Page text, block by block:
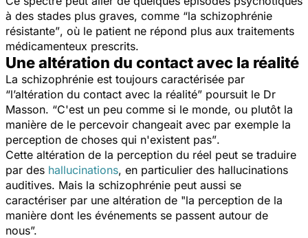
à des stades plus graves, comme “la schizophrénie
résistante”, où le patient ne répond plus aux traitements
médicamenteux prescrits.
Une altération du contact avec la réalité
La schizophrénie est toujours caractérisée par
“l’altération du contact avec la réalité” poursuit le Dr
Masson. “C'est un peu comme si le monde, ou plutôt la
manière de le percevoir changeait avec par exemple la
perception de choses qui n'existent pas”.
Cette altération de la perception du réel peut se traduire
par des hallucinations, en particulier des hallucinations
auditives. Mais la schizophrénie peut aussi se
caractériser par une altération de "la perception de la
manière dont les événements se passent autour de
nous”.